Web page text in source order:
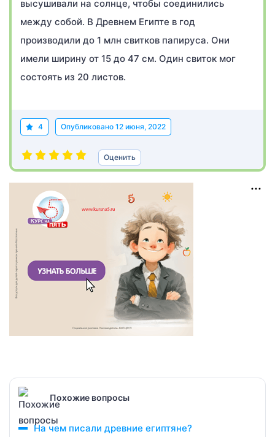
высушивали на солнце, чтобы соединились
между собой. В Древнем Египте в год
производили до 1 млн свитков папируса. Они
имели ширину от 15 до 47 см. Один свиток мог
состоять из 20 листов.
4 Опубликовано 12 июня, 2022
Оценить
Похожие вопросы
На чем писали древние египтяне?